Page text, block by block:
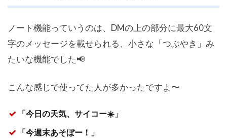
ノート機能っていうのは、DMの上の部分に最大60文
字のメッセージを載せられる、小さな「つぶやき」み
たいな機能でした📢
こんな感じで使ってた人が多かったですよ〜
「今日の天気、サイコー☀️」
「今週末あそぼー！」